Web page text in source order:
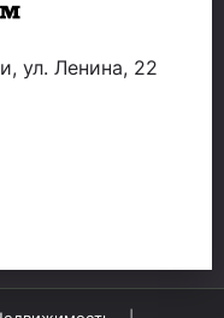
ул. Ленина, 22